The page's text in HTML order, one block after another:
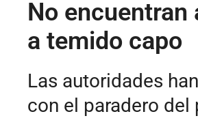
No encuentran
a temido capo
Las autoridades
con el paradero del